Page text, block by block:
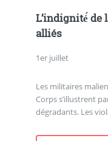
L’indignité́ de
alliés
1er juillet
Les militaires
Corps s’illustrent
dégradants. Les